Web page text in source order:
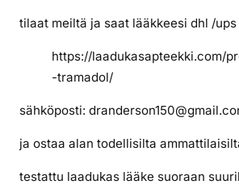
tilaat meiltä ja saat lääkkeesi dhl /
https://laadukasapteekki.com/
-tramadol/
sähköposti:
ja ostaa alan todellisilta
testattu laadukas lääke suoraan